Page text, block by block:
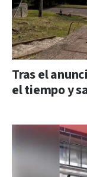
Tras el
el tiempo y